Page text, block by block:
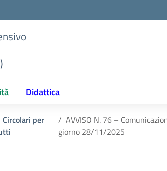
Didattica
Circolari per
AVVISO N. 76 –
giorno 28/11/2025